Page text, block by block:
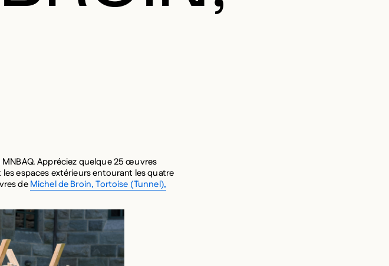
Appréciez quelque 25 œuvres
espaces extérieurs entourant les quatre
deMichel de Broin, Tortoise (Tunnel),